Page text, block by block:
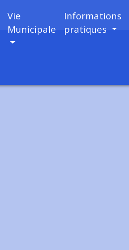
Vie
Municipale
Informations
pratiques